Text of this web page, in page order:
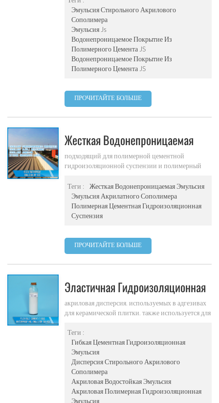
Эмульсия Стирольного Акрилового
Сополимера
Эмульсия Js
Водонепроницаемое Покрытие Из
Полимерного Цемента JS
Водонепроницаемое Покрытие Из
Полимерного Цемента JS
ПРОЧИТАЙТЕ БОЛЬШЕ
Жесткая Водонепроницаемая
Эмульсия Wf-500
подходящий для полимерной цементной
гидроизоляционной суспензии и полимерный
Теги :
Жесткая Водонепроницаемая Эмульсия
Эмульсия Акрилатного Сополимера
Полимерная Цементная Гидроизоляционная
Суспензия
ПРОЧИТАЙТЕ БОЛЬШЕ
Эластичная Гидроизоляционная
Эмульсия Sa-400
акриловая дисперсия. используемых в адгезивах
для керамической плитки. также используется для
постельных принадлежностей, для гибких,
водостойких, двухкомпонентных цементно-
цементных растворов и для гибких
гидроизоляционных суспензий.
Теги :
Гибкая Цементная Гидроизоляционная
Эмульсия
Дисперсия Стирольного Акрилового
Сополимера
Акриловая Водостойкая Эмульсия
Акриловая Полимерная Гидроизоляционная
Эмульсия